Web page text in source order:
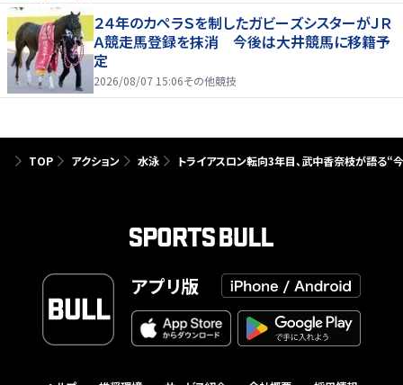
２４年のカペラＳを制したガビーズシスターがＪＲ
Ａ競走馬登録を抹消 今後は大井競馬に移籍予
定
2026/08/07 15:06その他競技
TOP アクション 水泳 トライアスロン転向3年目、武中香奈枝が語る
アプリ版